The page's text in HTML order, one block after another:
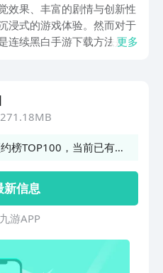
效果、丰富的剧情与创新性
浸式的游戏体验。然而对于
连续黑白手游下载方法是什
障，目前海量游戏礼包免费
时更新。
更多
271.18MB
榜TOP100，当前已有
新信息
游 A P P